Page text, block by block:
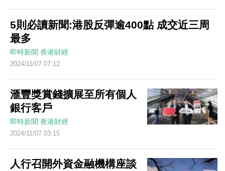
5則必讀新聞:港股反彈逾400點 成交近三周
最多
即時新聞 香港財經
2024/11/07 07:12
滙豐獎賞錢擴展至所有個人
銀行客戶
即時新聞 香港財經
2024/11/07 03:15
人行召開外資金融機構座談